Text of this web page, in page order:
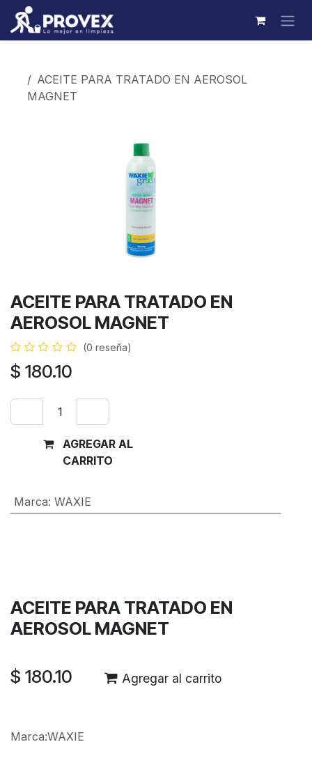
Ir al contenido
ACEITE PARA TRATADO EN AEROSOL
MAGNET
ACEITE PARA TRATADO EN
AEROSOL MAGNET
(0 reseña)
$ 180.10
AGREGAR AL
CARRITO
Marca: WAXIE
ACEITE PARA TRATADO EN
AEROSOL MAGNET
$ 180.10 Agregar al carrito
Marca:WAXIE